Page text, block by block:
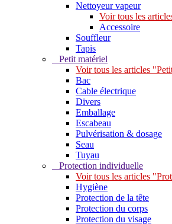
Nettoyeur vapeur
Voir tous les
Accessoire
Souffleur
Tapis
Petit matériel
Voir tous les articles
Bac
Cable électrique
Divers
Emballage
Escabeau
Pulvérisation & dosage
Seau
Tuyau
Protection individuelle
Voir tous les articles
Hygiène
Protection de la tête
Protection du corps
Protection du visage